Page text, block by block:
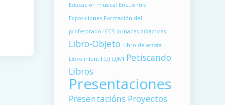
Educación musical Encuentro
Exposiciones Formación del
profesorado ICCS Jornadas didácticas
Libro-Objeto Libro de artista
Libro infantil LIJ LIJMI Petiscando
Libros
Presentaciones
Presentacións Proyectos